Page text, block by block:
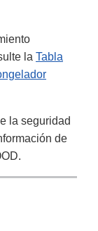
la Tabla
la seguridad
de